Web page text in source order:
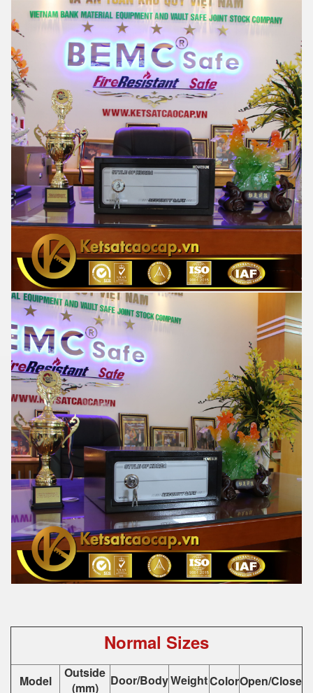
Normal Sizes
Model
Outside
(mm)
Door/BodyWeightColorOpen/Close